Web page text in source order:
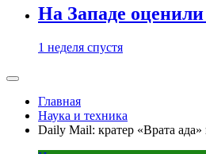
На Западе оценили
1 неделя спустя
Главная
Наука и техника
Daily Mail: кратер «Врата